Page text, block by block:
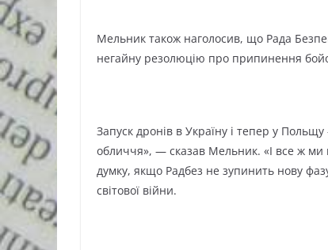
Мельник також наголосив, що Рада
негайну резолюцію про припинення
Запуск дронів в Україну і тепер у
обличчя», — сказав Мельник. «І все ж
думку, якщо Радбез не зупинить нову
світової війни.